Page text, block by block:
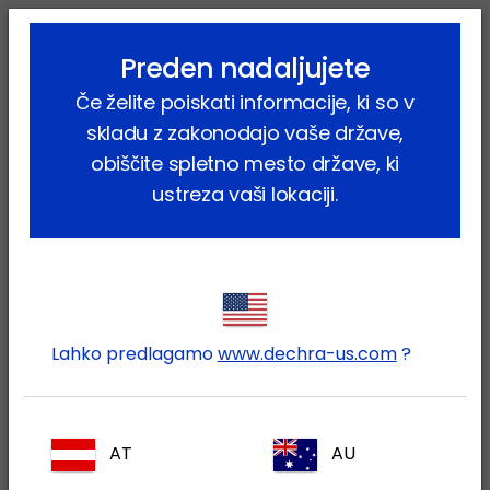
lock_outline search menu
Hišni ljubljenčki
Mačka
(52 proiz.)
Zožite svoje rezultate
Proizvodi za nego(9)
Terapevtsko področje
Preden nadaljujete
Če želite poiskati informacije, ki so v
skladu z zakonodajo vaše države,
obiščite spletno mesto države, ki
ustreza vaši lokaciji.
Lahko predlagamowww.dechra-us.com?
AT AU